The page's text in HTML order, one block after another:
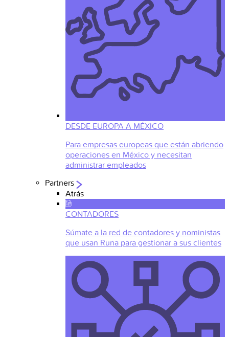
DESDE EUROPA A MÉXICO
Para empresas europeas que están abriendo
operaciones en México y necesitan
administrar empleados
Partners
Atrás
CONTADORES
Súmate a la red de contadores y noministas
que usan Runa para gestionar a sus clientes